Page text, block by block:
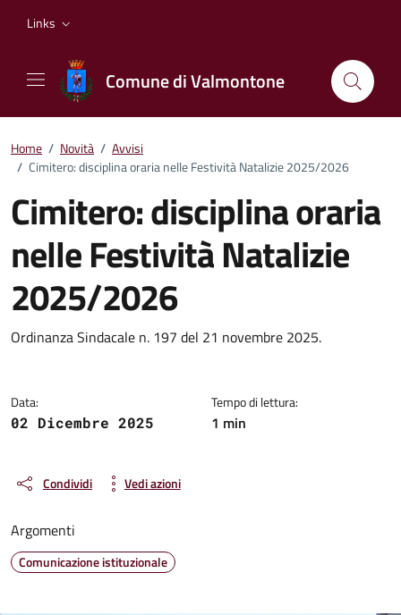
Links
Comune di Valmontone
Home / Novità / Avvisi
/ Cimitero: disciplina oraria nelle Festività Natalizie 2025/2026
Cimitero: disciplina oraria
nelle Festività Natalizie
2025/2026
Dettagli della notizia
Ordinanza Sindacale n. 197 del 21 novembre 2025.
Data:
02 Dicembre 2025
Tempo di lettura:
1 min
Condividi Vedi azioni
Argomenti
Comunicazione istituzionale